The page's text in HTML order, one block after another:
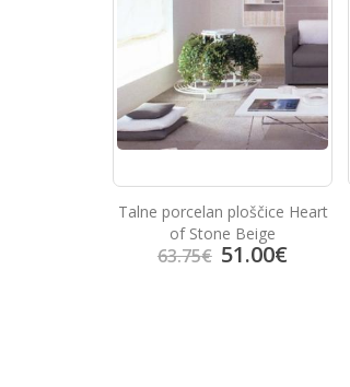
Talne porcelan ploščice Heart
of Stone Beige
63.75€ 51.00€